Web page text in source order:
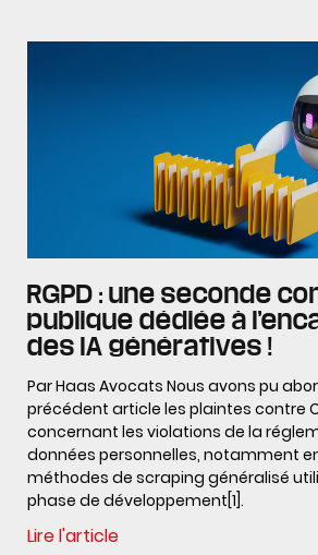
RGPD : une seconde
publique dédiée à
des IA génératives !
Par Haas Avocats Nous avons pu
précédent article les plaintes contre
concernant les violations de la
données personnelles, notamment
méthodes de scraping généralisé
phase de développement[1].
Lire l'article